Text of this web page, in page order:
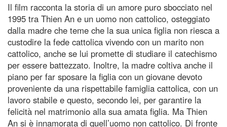
Il film racconta la storia di un amore puro sbocciato nel
1995 tra Thien An e un uomo non cattolico, osteggiato
dalla madre che teme che la sua unica figlia non riesca a
custodire la fede cattolica vivendo con un marito non
cattolico, anche se lui promette di studiare il catechismo
per essere battezzato. Inoltre, la madre coltiva anche il
piano per far sposare la figlia con un giovane devoto
proveniente da una rispettabile famiglia cattolica, con un
lavoro stabile e questo, secondo lei, per garantire la
felicità nel matrimonio alla sua amata figlia. Ma Thien
An si è innamorata di quell’uomo non cattolico. Di fronte